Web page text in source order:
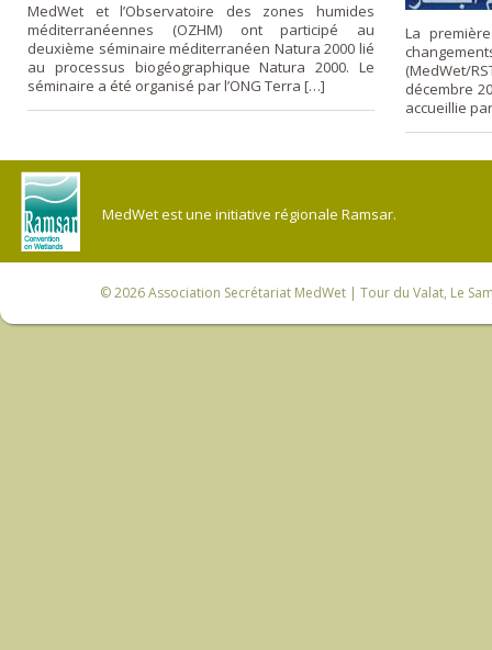
MedWet et l’Observatoire des zones humides
méditerranéennes (OZHM) ont participé au
deuxième séminaire méditerranéen Natura 2000 lié
au processus biogéographique Natura 2000. Le
séminaire a été organisé par l’ONG Terra […]
La
(MedWet/
décembre
accueillie
MedWet est une initiative régionale Ramsar.
© 2026Association Secrétariat MedWet | Tour du Valat, Le